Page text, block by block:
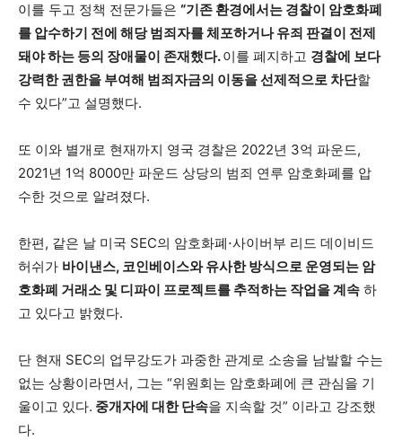
이를 두고 정책 전문가들은 “기존 환경에서는 경찰이 암호화폐
를 압수하기 전에 해당 범죄자를 체포하거나 유죄 판결이 전제
돼야 하는 등의 장애물이 존재했다.이를 폐지하고 경찰에 보다
강력한 권한을 부여해 범죄자금의 이동을 선제적으로 차단할
수 있다”고 설명했다.
또 이와 별개로 현재까지 영국 경찰은 2022년 3억 파운드,
2021년 1억 8000만 파운드 상당의 범죄 연루 암호화폐를 압
수한 것으로 알려졌다.
한편, 같은 날 미국 SEC의 암호화폐⋅사이버부 리드 데이비드
허쉬가 바이낸스, 코인베이스와 유사한 방식으로 운영되는 암
호화폐 거래소 및 디파이 프로젝트를 추적하는 작업을 계속 하
고 있다고 밝혔다.
단 현재 SEC의 업무강도가 과중한 관계로 소송을 남발할 수는
없는 상황이라면서, 그는 “위원회는 암호화폐에 큰 관심을 기
울이고 있다. 중개자에 대한 단속을 지속할 것” 이라고 강조했
다.